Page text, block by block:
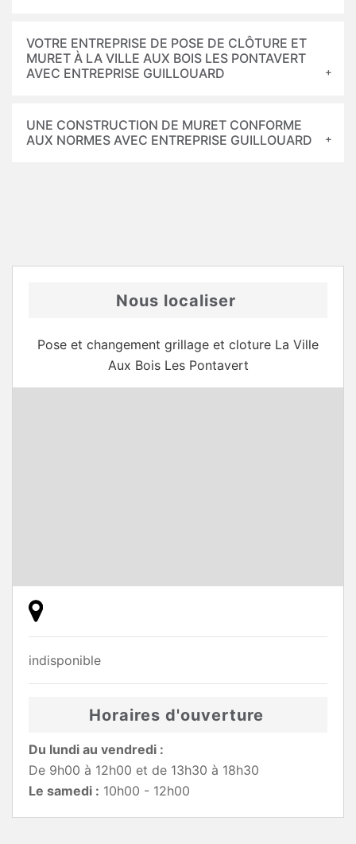
VOTRE ENTREPRISE DE POSE DE CLÔTURE ET
MURET À LA VILLE AUX BOIS LES PONTAVERT
AVEC ENTREPRISE GUILLOUARD
UNE CONSTRUCTION DE MURET CONFORME
AUX NORMES AVEC ENTREPRISE GUILLOUARD
Nous localiser
Pose et changement grillage et cloture La Ville
Aux Bois Les Pontavert
indisponible
Horaires d'ouverture
Du lundi au vendredi :
De 9h00 à 12h00 et de 13h30 à 18h30
Le samedi : 10h00 - 12h00